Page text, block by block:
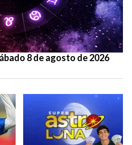
8 de agosto de 2026